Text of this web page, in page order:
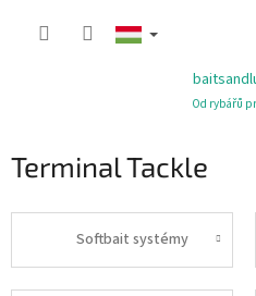
Od rybářů
Terminal Tackle
Softbait systémy